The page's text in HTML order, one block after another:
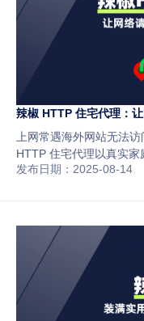
辣椒 HTTP 住宅代理：
上网常遇海外网站无法
HTTP 住宅代理以真实
问、保护隐私、稳定采数
发布日期：2025-08-14